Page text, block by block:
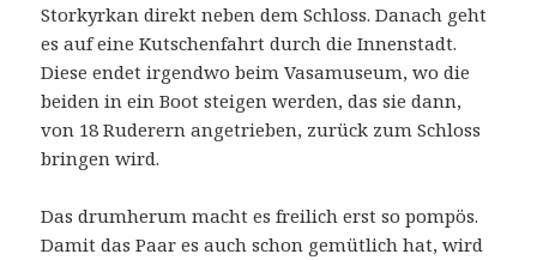
Storkyrkan direkt neben dem Schloss. Danach geht
es auf eine Kutschenfahrt durch die Innenstadt.
Diese endet irgendwo beim Vasamuseum, wo die
beiden in ein Boot steigen werden, das sie dann,
von 18 Ruderern angetrieben, zurück zum Schloss
bringen wird.
Das drumherum macht es freilich erst so pompös.
Damit das Paar es auch schon gemütlich hat, wird